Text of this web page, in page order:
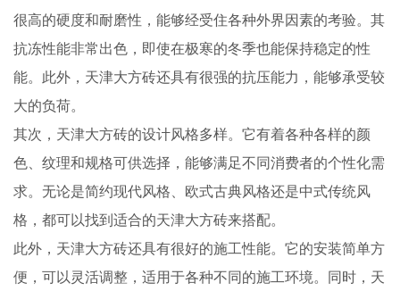
很高的硬度和耐磨性，能够经受住各种外界因素的考验。其
抗冻性能非常出色，即使在极寒的冬季也能保持稳定的性
能。此外，天津大方砖还具有很强的抗压能力，能够承受较
大的负荷。
其次，天津大方砖的设计风格多样。它有着各种各样的颜
色、纹理和规格可供选择，能够满足不同消费者的个性化需
求。无论是简约现代风格、欧式古典风格还是中式传统风
格，都可以找到适合的天津大方砖来搭配。
此外，天津大方砖还具有很好的施工性能。它的安装简单方
便，可以灵活调整，适用于各种不同的施工环境。同时，天